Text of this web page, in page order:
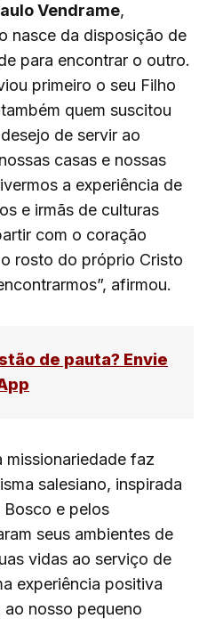
Vendrame,
nasce da disposição de
para encontrar o outro.
primeiro o seu Filho
quem suscitou
de servir ao
casas e nossas
a experiência de
e irmãs de culturas
com o coração
rosto do próprio Cristo
afirmou.
de pauta? Envie
missionariedade faz
salesiano, inspirada
e pelos
seus ambientes de
vidas ao serviço de
experiência positiva
nosso pequeno